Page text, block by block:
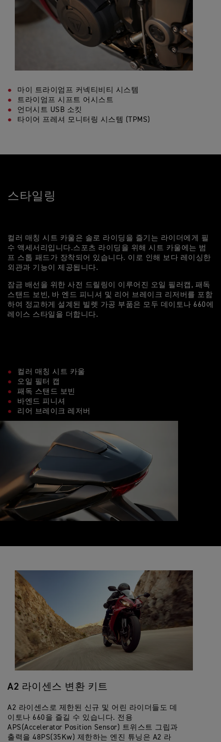
마이 트라이엄프 커넥티비티 시스템
트라이엄프 시프트 어시스트
언더시트 USB 소킷
타이어 프레셔 모니터링 시스템 (TPMS)
스타일링
컬러 매칭 시트 카울은 솔로 라이딩을 즐기는 라이더에게 필
수 액세서리입니다.스포츠 라이딩을 위해 시트 카울에는 범
프 스톱 패드가 장착되어 있습니다. 이로 인해 보다 레이싱한
외관과 기능이 제공됩니다.
잠금 배선을 위한 사전 드릴링이 이루어진 오일 필러캡, 패독
스탠드 보빈, 바 엔드 피니셔 및 리어 브레이크 리저버를 포함
하여 정교하게 설계된 빌렛 가공 부품은 모두 데이토나 660에
레이스 스타일을 더합니다.
컬러 매칭 시트 카울
오일 필터 캡
패독 스탠드 보빈
바엔드 피니셔
리어 브레이크 레저버
A2 라이센스 변환 키트
A2 라이센스로 제한된 신규 및 어린 라이더들도 데
이토나 660을 즐길 수 있습니다. 전용
APS(Accelerator Position Sensor) 트위스트 그립과
출력을 48PS(35Kw) 제한하는 엔진 튜닝은 A2 라